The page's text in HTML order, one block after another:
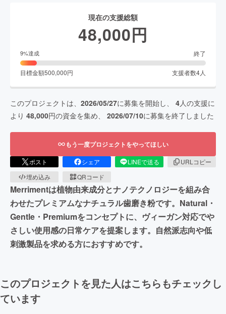
現在の支援総額
48,000円
9%達成 終了
目標金額500,000円 支援者数4人
このプロジェクトは、 2026/05/27に募集を開始し、 4人の支援に
より 48,000円の資金を集め、 2026/07/10に募集を終了しました
もう一度プロジェクトをやってほしい
ポスト シェア LINEで送る
URLコピー
埋め込み
QRコード
Merrimentは植物由来成分とナノテクノロジーを組み合
わせたプレミアムなナチュラル歯磨き粉です。Natural・
Gentle・Premiumをコンセプトに、ヴィーガン対応でや
さしい使用感の日常ケアを提案します。自然派志向や低
刺激製品を求める方におすすめです。
このプロジェクトを見た人はこちらもチェックし
ています